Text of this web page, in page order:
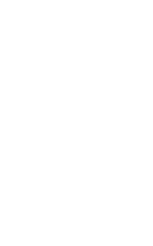
resistencia
de
el paso del
producido una
e